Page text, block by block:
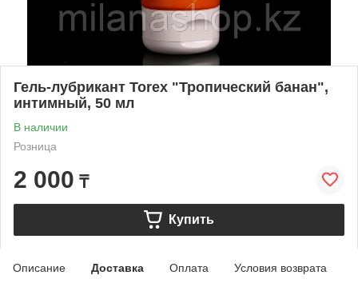
Гель-лубрикант Torex "Тропический банан",
интимный, 50 мл
В наличии
Розница
2 000 ₸
Купить
Описание Доставка Оплата Условия возврата